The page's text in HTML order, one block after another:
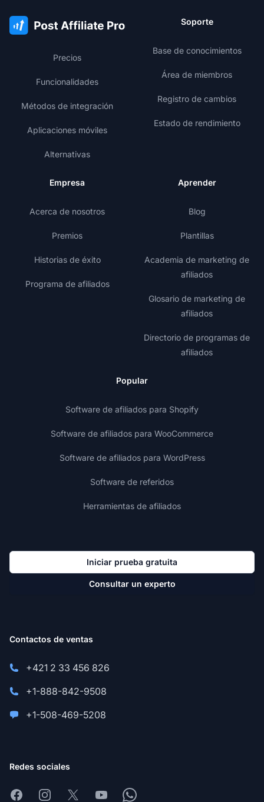
Precios
Funcionalidades
Métodos de integración
Aplicaciones móviles
Alternativas
Soporte
Base de conocimientos
Área de miembros
Registro de cambios
Estado de rendimiento
Empresa
Acerca de nosotros
Premios
Historias de éxito
Programa de afiliados
Aprender
Blog
Plantillas
Academia de marketing de
afiliados
Glosario de marketing de
afiliados
Directorio de programas de
afiliados
Popular
Software de afiliados para Shopify
Software de afiliados para WooCommerce
Software de afiliados para WordPress
Software de referidos
Herramientas de afiliados
Iniciar prueba gratuita
Consultar un experto
Contactos de ventas
+421 2 33 456 826
+1-888-842-9508
+1-508-469-5208
Redes sociales
FacebookInstagram
X YoutubeWhatsapp